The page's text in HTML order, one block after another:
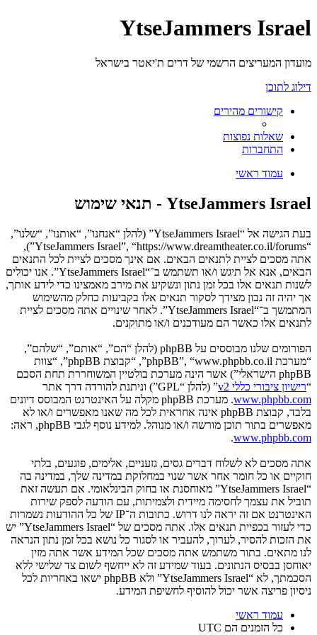
YtseJammers Israel
מועדון המעריצים הרשמי של דרים ת'יאטר בישראל
דילוג לתוכן
קישורים מהירים
שאלות נפוצות
התחברות
עמוד ראשי
YtseJammers Israel - תנאי שימוש
בעת הגישה אל “YtseJammers Israel” (להלן “אנחנו”, “אותנו”, “שלנו”,
“YtseJammers Israel”, “https://www.dreamtheater.co.il/forums”),
אתה מסכים לציית לתנאים הבאים. אם אינך מסכים לציית לכל התנאים
הבאים, אנא אל תיגש ו/או תשתמש ב־“YtseJammers Israel”. אנו יכולים
לשנות תנאים אלו בכל זמן נתון ונשקיע את מירב מאמצינו כדי לידע אותך,
אך יהיה זה נבון מצידך לסקור תנאים אלו בקביעות כחלק מהשימוש
המתמשך ב־“YtseJammers Israel”. לאחר שינויים אתה מסכים לציית
לתנאים אלו כאשר הם מעודכנים ו/או מתוקנים.
הפורומים שלנו מבוססים על phpBB (להלן “הם”, “אותם”, “שלהם”,
“מערכת phpBB”, “www.phpbb.co.il”, “קבוצת phpBB”, “צוות
phpBB הישראלי”) אשר הינה מערכת בולטיין המשוחררת תחת הסכם
“רישיון ציבורי כללי v2
” (להלן “GPL”) וניתנת להורדה דרך אתר
www.phpbb.com
. מערכת phpBB מקלה על האינטרנט המבוסס דיונים
בלבד, קבוצת phpBB אינה אחראית לכל מה שאנו מאפשרים ו/או לא
מאפשרים בתור תוכן מורשה ו/או מנוהל. למידע נוסף לגבי phpBB, ראה:
www.phpbb.com
.
אתה מסכים לא לשלוח דברים גסים, גזעניים, אלימים, פוגעים, בלתי
חוקיים או כל חומר אחר אשר שנוי במחלוקת במדינה שלך, במדינה בה
“YtseJammers Israel” מאוחסנת או בחוק הבינלאומי. אם תעשה זאת
תוביל את עצמך לחסימה מיידית ולצמיתות, עם הודעה לספק שירות
האינטרנט אם זה יראה לנו דרוש. כתובות ה־IP של כל ההודעות נשמרות
כדי לעזור בכפיית תנאים אלו. אתה מסכים של “YtseJammers Israel” יש
את הזכות להסיר, לערוך, להעביר או לסגור כל נושא בכל זמן נתון הנראה
לנו מתאים. בתור משתמש אתה מסכים שכל המידע אשר אתה מזין
יאוחסן בבסיס הנתונים. בעוד שמידע זה לא ייחשף לשום צד שלישי ללא
הסכמתך, לא “YtseJammers Israel” ולא phpBB ישאו באחריות לכל
ניסיון פריצה אשר יכול להוסיף לחשיפת המידע.
עמוד ראשי
כל הזמנים הם UTC